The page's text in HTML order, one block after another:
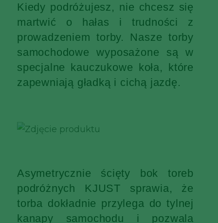
Kiedy podróżujesz, nie chcesz się
martwić o hałas i trudności z
prowadzeniem torby. Nasze torby
samochodowe wyposażone są w
specjalne kauczukowe koła, które
zapewniają gładką i cichą jazdę.
Asymetrycznie ścięty bok toreb
podróżnych KJUST sprawia, że
torba dokładnie przylega do tylnej
kanapy samochodu i pozwala